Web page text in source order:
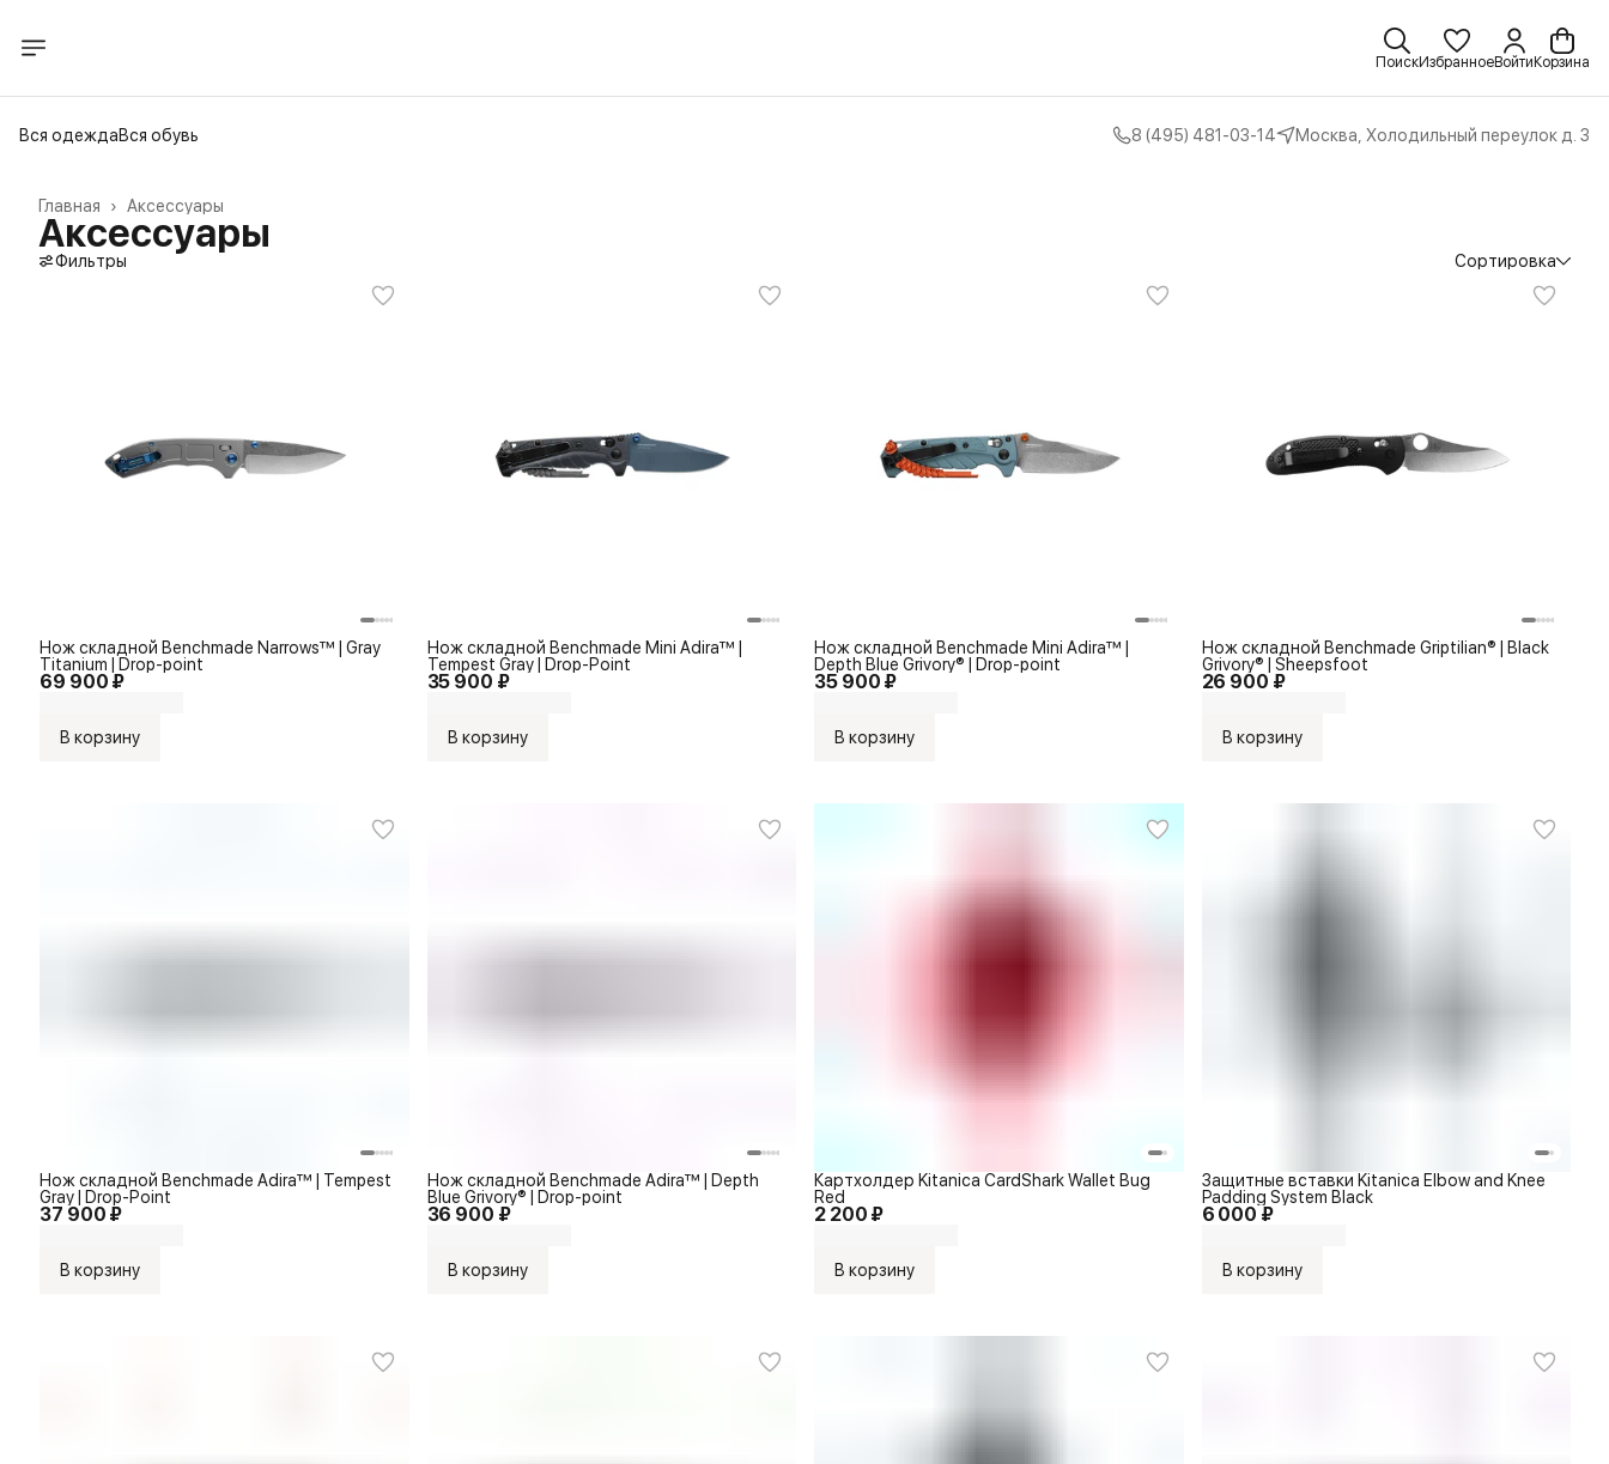
ПоискИзбранноеВойти Корзина
Вся одеждаВся обувь 8 (495) 481-03-14 Москва, Холодильный переулок д. 3
Аксессуары
Главная ›
Аксессуары
Фильтры Сортировка
69 900 ₽
Нож складной Benchmade Narrows™ | Gray
Titanium | Drop-point
В корзину
35 900 ₽
Нож складной Benchmade Mini Adira™ |
Tempest Gray | Drop-Point
В корзину
35 900 ₽
Нож складной Benchmade Mini Adira™ |
Depth Blue Grivory® | Drop-point
В корзину
26 900 ₽
Нож складной Benchmade Griptilian® | Black
Grivory® | Sheepsfoot
В корзину
37 900 ₽
Нож складной Benchmade Adira™ | Tempest
Gray | Drop-Point
В корзину
36 900 ₽
Нож складной Benchmade Adira™ | Depth
Blue Grivory® | Drop-point
В корзину
2 200 ₽
Картхолдер Kitanica CardShark Wallet Bug
Red
В корзину
6 000 ₽
Защитные вставки Kitanica Elbow and Knee
Padding System Black
В корзину